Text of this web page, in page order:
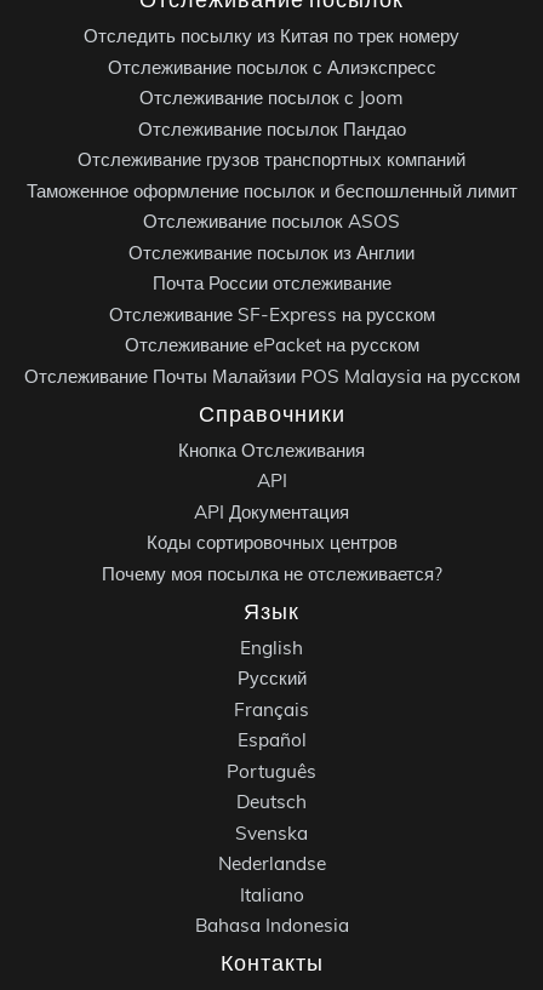
Отследить посылку из Китая по трек номеру
Отслеживание посылок с Алиэкспресс
Отслеживание посылок с Joom
Отслеживание посылок Пандао
Отслеживание грузов транспортных компаний
Таможенное оформление посылок и беспошленный лимит
Отслеживание посылок ASOS
Отслеживание посылок из Англии
Почта России отслеживание
Отслеживание SF-Express на русском
Отслеживание ePacket на русском
Отслеживание Почты Малайзии POS Malaysia на русском
Справочники
Кнопка Отслеживания
API
API Документация
Коды сортировочных центров
Почему моя посылка не отслеживается?
Язык
English
Русский
Français
Español
Português
Deutsch
Svenska
Nederlandse
Italiano
Bahasa Indonesia
Контакты